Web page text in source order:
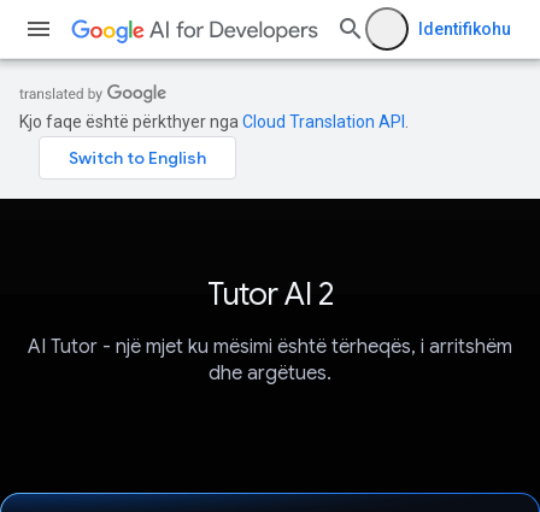
Identifikohu
Kjo faqe është përkthyer nga Cloud Translation API
Tutor AI 2
AI Tutor - një mjet ku mësimi është tërheqës, i arritshëm
dhe argëtues.